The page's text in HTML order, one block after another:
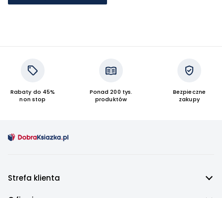
Rabaty do 45%
non stop
Ponad 200 tys.
produktów
Bezpieczne
zakupy
Strefa klienta